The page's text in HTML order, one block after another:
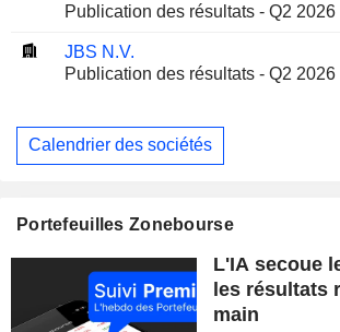
Publication des résultats - Q2 2026
JBS N.V.
Publication des résultats - Q2 2026
Calendrier des sociétés
Portefeuilles Zonebourse
L'IA secoue
les résultats
main